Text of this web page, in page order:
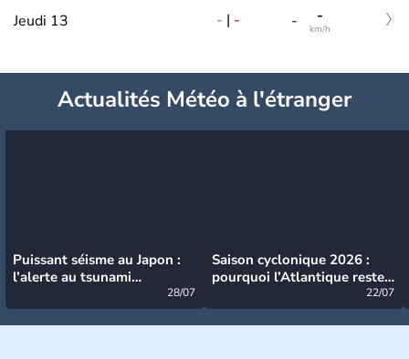
Jeudi 13 - | - - -
km/h
Actualités Météo à l'étranger
Puissant séisme au Japon :
l’alerte au tsunami
28/07
Saison cyclonique 2026 :
pourquoi l’Atlantique reste
22/07